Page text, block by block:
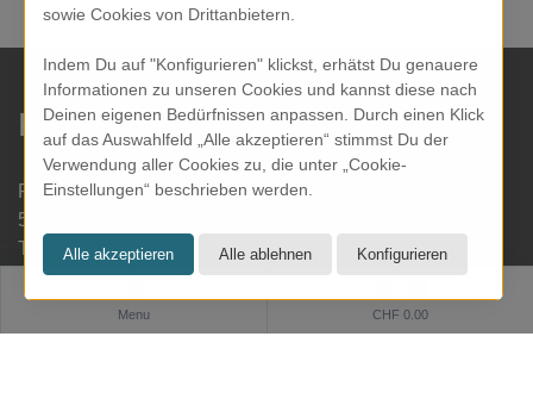
Menu CHF 0.00
KRESOM & mehr
Rathausgasse 27
5000 Aarau
Tel: 062 822 19 19
info@kresom.ch
Öffnungszeiten Laden:
sowie Cookies von Drittanbietern.
Indem Du auf "Konfigurieren" klickst, erhätst Du genauere
Informationen zu unseren Cookies und kannst diese nach
Deinen eigenen Bedürfnissen anpassen. Durch einen Klick
auf das Auswahlfeld „Alle akzeptieren“ stimmst Du der
Verwendung aller Cookies zu, die unter „Cookie-
Einstellungen“ beschrieben werden.